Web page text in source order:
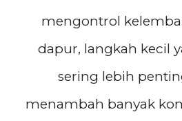
mengontrol
dapur, langkah kecil
sering lebih
menambah banyak